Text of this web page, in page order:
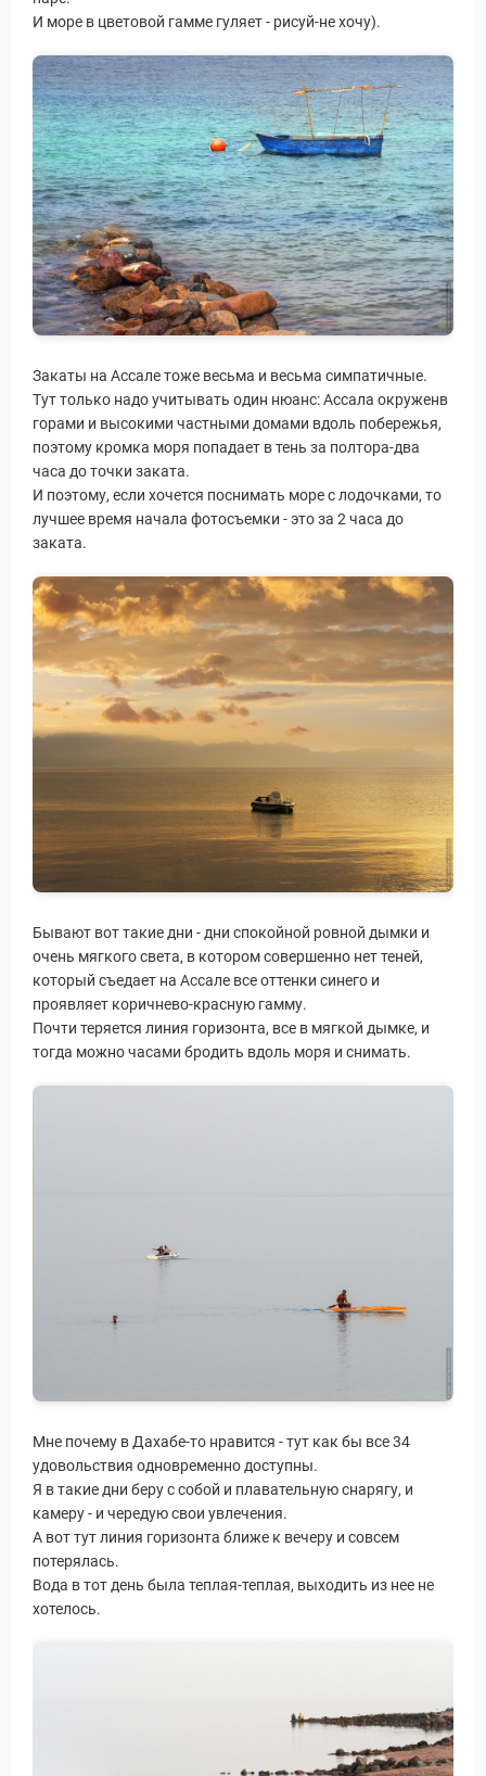
Туры
Статьи
И море в цветовой гамме гуляет - рисуй-не хочу).
Закаты на Ассале тоже весьма и весьма симпатичные.
Тут только надо учитывать один нюанс: Ассала окруженв
горами и высокими частными домами вдоль побережья,
поэтому кромка моря попадает в тень за полтора-два
часа до точки заката.
И поэтому, если хочется поснимать море с лодочками, то
лучшее время начала фотосъемки - это за 2 часа до
заката.
Бывают вот такие дни - дни спокойной ровной дымки и
очень мягкого света, в котором совершенно нет теней,
который съедает на Ассале все оттенки синего и
проявляет коричнево-красную гамму.
Почти теряется линия горизонта, все в мягкой дымке, и
тогда можно часами бродить вдоль моря и снимать.
Мне почему в Дахабе-то нравится - тут как бы все 34
удовольствия одновременно доступны.
Я в такие дни беру с собой и плавательную снарягу, и
камеру - и чередую свои увлечения.
А вот тут линия горизонта ближе к вечеру и совсем
потерялась.
Вода в тот день была теплая-теплая, выходить из нее не
хотелось.